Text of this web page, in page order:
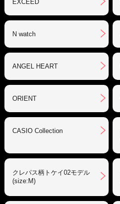
EXCEED
N watch
ANGEL HEART
ORIENT
CASIO Collection
クレパス柄トケイ02モデル
(size:M)